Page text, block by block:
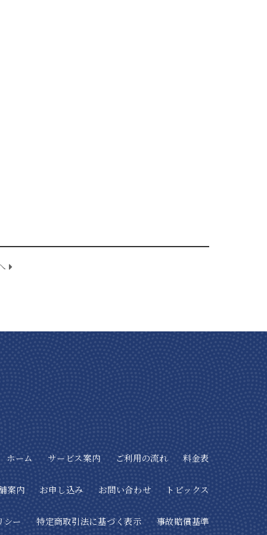
ホーム サービス案内 ご利用の流れ 料金表
案内 お申し込み お問い合わせ トピックス
シー 特定商取引法に基づく表示 事故賠償基準